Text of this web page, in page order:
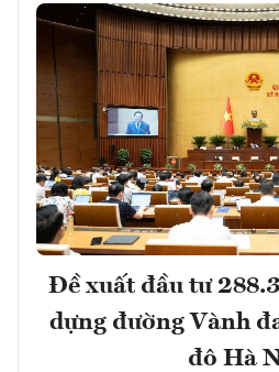
Đề xuất đầu tư
dựng đường Vành
đô Hà